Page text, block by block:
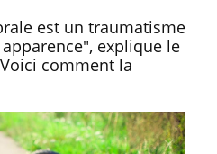
est un traumatisme
apparence", explique le
comment la